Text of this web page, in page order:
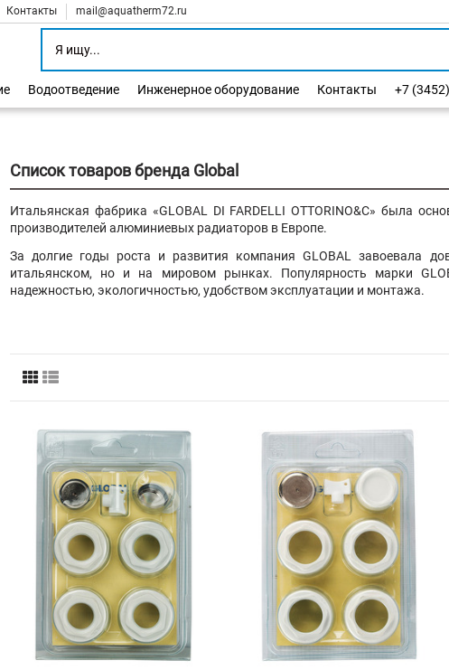
Контакты mail@aquatherm72.ru
Водоотведение Инженерное оборудование Контакты +7
Список товаров бренда Global
Итальянская фабрика «GLOBAL DI FARDELLI OTTORINO&C» была
производителей алюминиевых радиаторов в Европе.
За долгие годы роста и развития компания GLOBAL завоевала
итальянском, но и на мировом рынках. Популярность марки
надежностью, экологичностью, удобством эксплуатации и монтажа.